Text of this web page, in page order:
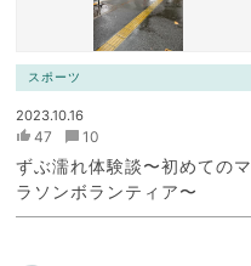
スポーツ
2023.10.16
47 10
ずぶ濡れ体験談〜初めてのマ
ラソンボランティア〜